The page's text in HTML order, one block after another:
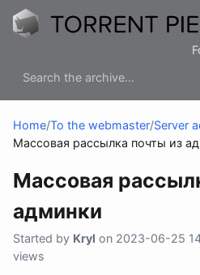
Home/To the webmaster/Server
Массовая рассылка почты из
Массовая
админки
Started by Kryl on 2023-06-25
views